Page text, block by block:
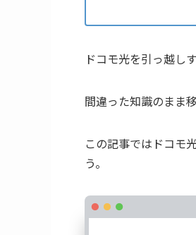
ドコモ光を引っ越し
間違った知識のまま
この記事ではドコモ
う。